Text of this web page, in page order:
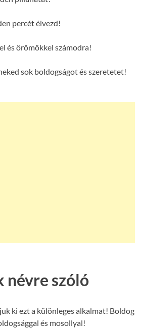
percét élvezd!
és örömökkel számodra!
sok boldogságot és szeretetet!
névre szóló
ki ezt a különleges alkalmat! Boldog
és mosollyal!